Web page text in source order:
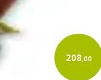
208,00